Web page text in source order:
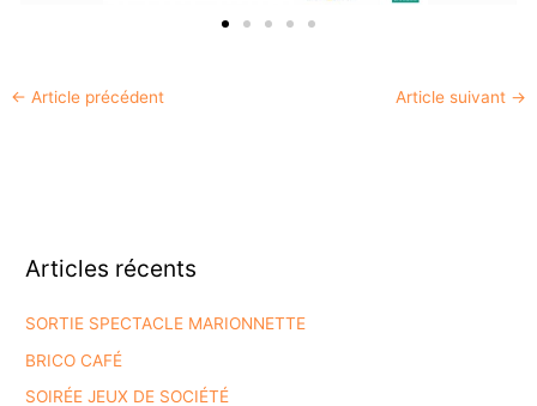
← Article précédent Article suivant →
Articles récents
SORTIE SPECTACLE MARIONNETTE
BRICO CAFÉ
SOIRÉE JEUX DE SOCIÉTÉ